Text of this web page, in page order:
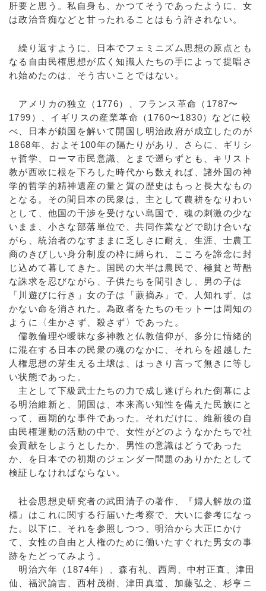
肝要と思う。私自身も、かつてそうであったように、女
は政治音痴などと甘ったれることはもう許されない。
繰り返すように、日本でフェミニズム思想の原点とも
なる自由民権思想が広く知識人たちの手によって提唱さ
れ始めたのは、そう古いことではない。
アメリカの独立（1776）、フランス革命（1787〜
1799）、イギリスの産業革命（1760〜1830）などに較
べ、日本が鎖国を解いて開国し明治政府が成立したのが
1868年、およそ100年の隔たりがあり、さらに、ギリシ
ャ哲学、ローマ市民意識、とまで遡らずとも、キリスト
教が西欧に根を下ろした時代から数えれば、諸外国の神
学的哲学的精神遺産の量と質の歴史はもっと長大なもの
となる。その間日本の民衆は、主として農耕をなりわい
として、他国の干渉を受けない島国で、魂の刺激の少な
いまま、小さな部落単位で、共同作業などで助け合いな
がら、統治者のなすままに乏しさに耐え、生涯、士農工
商のきびしい身分制度の枠に縛られ、こころを諦念に封
じ込めて暮してきた。国民の大半は農民で、極貧と苛酷
な誅求を忍びながら、子供たちを間引きし、男の子は
「川遊びに行き」女の子は「蕨摘み」で、人知れず、は
かない命を消された。為政者をたちのモットーは周知の
ように〈生かさず、殺さず〉であった。
儒教倫理や曖昧な多神教と仏教信仰が、多分に情緒的
に混在する日本の民衆の魂のなかに、それらを超越した
人権思想の芽生える土壌は、はっきり言って無きに等し
い状態であった。
主として下級武士たちの力で成し遂げられた倒幕によ
る明治維新と、開国は、本来高い知性を備えた民族にと
って、画期的な事件であった。それだけに、維新後の自
由民権運動の活動の中で、女性がどのようなかたちで社
会貢献をしようとしたか、男性の意識はどうであった
か、を日本での初期のジェンダー問題のありかたとして
検証しなければならない。
社会思想史研究者の武田清子の著作、『婦人解放の道
標』はこれに関する行届いた考察で、大いに参考になっ
た。以下に、それを参照しつつ、明治から大正にかけ
て、女性の自由と人権のために働いたすぐれた男女の事
跡をたどってみよう。
明治六年（1874年）、森有礼、西周、中村正直、津田
仙、福沢諭吉、西村茂樹、津田真道、加藤弘之、杉亨ニ